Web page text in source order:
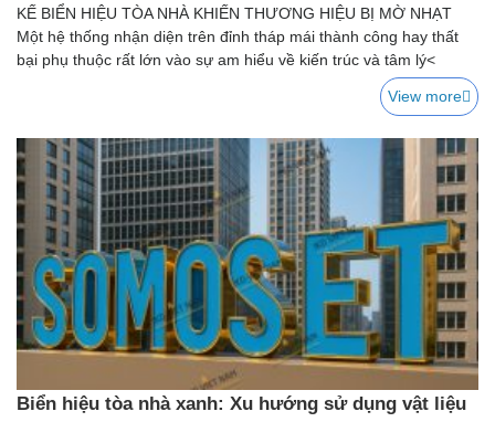
KẾ BIỂN HIỆU TÒA NHÀ KHIẾN THƯƠNG HIỆU BỊ MỜ NHẠT
Một hệ thống nhận diện trên đỉnh tháp mái thành công hay thất
bại phụ thuộc rất lớn vào sự am hiểu về kiến trúc và tâm lý<
View more
Biển hiệu tòa nhà xanh: Xu hướng sử dụng vật liệu